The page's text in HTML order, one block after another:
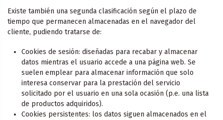
Existe también una segunda clasificación según el plazo de
tiempo que permanecen almacenadas en el navegador del
cliente, pudiendo tratarse de:
Cookies de sesión: diseñadas para recabar y almacenar
datos mientras el usuario accede a una página web. Se
suelen emplear para almacenar información que solo
interesa conservar para la prestación del servicio
solicitado por el usuario en una sola ocasión (p.e. una lista
de productos adquiridos).
Cookies persistentes: los datos siguen almacenados en el